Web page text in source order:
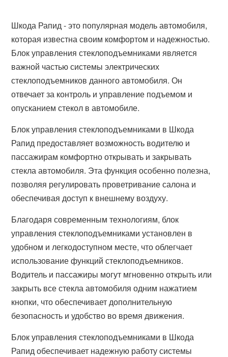
Шкода Рапид - это популярная модель автомобиля,
которая известна своим комфортом и надежностью.
Блок управления стеклоподъемниками является
важной частью системы электрических
стеклоподъемников данного автомобиля. Он
отвечает за контроль и управление подъемом и
опусканием стекол в автомобиле.
Блок управления стеклоподъемниками в Шкода
Рапид предоставляет возможность водителю и
пассажирам комфортно открывать и закрывать
стекла автомобиля. Эта функция особенно полезна,
позволяя регулировать проветривание салона и
обеспечивая доступ к внешнему воздуху.
Благодаря современным технологиям, блок
управления стеклоподъемниками установлен в
удобном и легкодоступном месте, что облегчает
использование функций стеклоподъемников.
Водитель и пассажиры могут мгновенно открыть или
закрыть все стекла автомобиля одним нажатием
кнопки, что обеспечивает дополнительную
безопасность и удобство во время движения.
Блок управления стеклоподъемниками в Шкода
Рапид обеспечивает надежную работу системы